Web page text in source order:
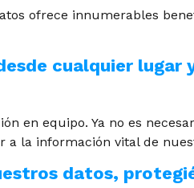
ofrece innumerables
cualquier lugar
en equipo. Ya no es
la información vital de
datos,